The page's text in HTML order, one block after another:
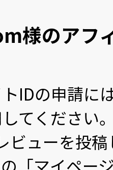
様のアフ
IDの申請に
てください
ビューを投